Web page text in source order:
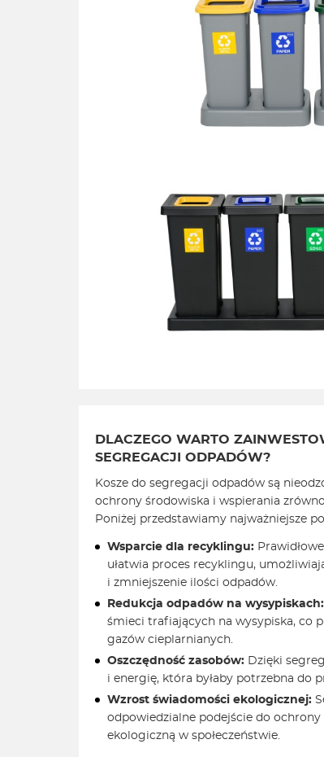
DLACZEGO WARTO
SEGREGACJI ODPADÓW?
Kosze do segregacji odpadów są
ochrony środowiska i wspierania
Poniżej przedstawiamy najważniejsze
Wsparcie dla recyklingu:
ułatwia proces recyklingu,
i zmniejszenie ilości odpadów.
Redukcja odpadów na wysypiskach:
śmieci trafiających na wysypiska, co
gazów cieplarnianych.
Oszczędność zasobów: Dzięki
i energię, która byłaby potrzebna do
Wzrost świadomości ekologicznej:
odpowiedzialne podejście do
ekologiczną w społeczeństwie.